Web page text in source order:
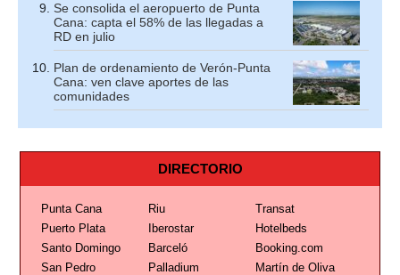
Se consolida el aeropuerto de Punta
Cana: capta el 58% de las llegadas a
RD en julio
Plan de ordenamiento de Verón-Punta
Cana: ven clave aportes de las
comunidades
DIRECTORIO
Punta Cana Riu
Transat
Puerto Plata
Iberostar
Hotelbeds
Santo Domingo
Barceló
Booking.com
San Pedro
Palladium
Martín de Oliva